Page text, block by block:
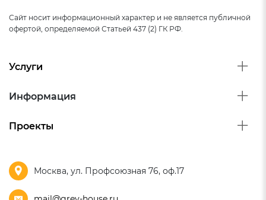
Сайт носит информационный характер и не является публичной
офертой, определяемой Статьей 437 (2) ГК РФ.
Услуги
Информация
Проекты
Москва, ул. Профсоюзная 76, оф.17